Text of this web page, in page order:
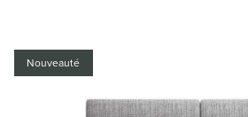
Nouveauté